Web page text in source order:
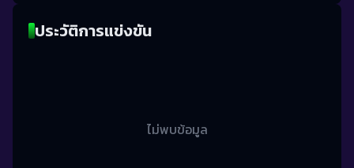
ประวัติการแข่งขัน
ไม่พบข้อมูล